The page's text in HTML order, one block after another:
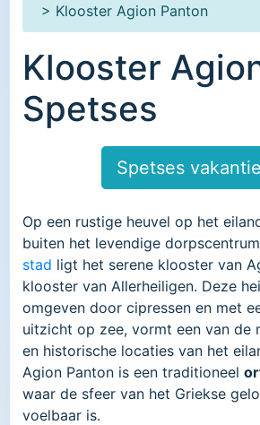
> Klooster Agion Panton
Klooster
Spetses
Spetses
Op een rustige heuvel op het
buiten het levendige
stad ligt het serene klooster van
klooster van Allerheiligen. Deze
omgeven door cipressen en met
uitzicht op zee, vormt een van de
en historische locaties van het
Agion Panton is een traditioneel
waar de sfeer van het Griekse
voelbaar is.